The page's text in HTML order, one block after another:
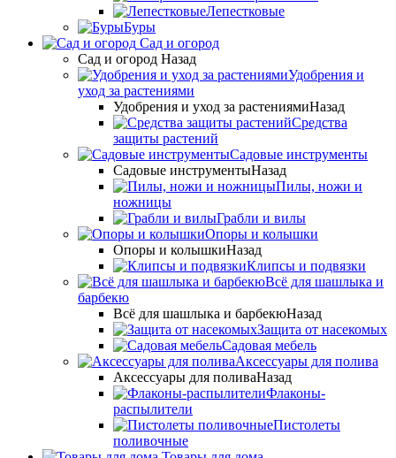
Лепестковые
Буры
Сад и огород
Сад и огород Назад
Удобрения и
уход за растениями
Удобрения и уход за растениямиНазад
Средства
защиты растений
Садовые инструменты
Садовые инструментыНазад
Пилы, ножи и
ножницы
Грабли и вилы
Опоры и колышки
Опоры и колышкиНазад
Клипсы и подвязки
Всё для шашлыка и
барбекю
Всё для шашлыка и барбекюНазад
Защита от насекомых
Садовая мебель
Аксессуары для полива
Аксессуары для поливаНазад
Флаконы-
распылители
Пистолеты
поливочные